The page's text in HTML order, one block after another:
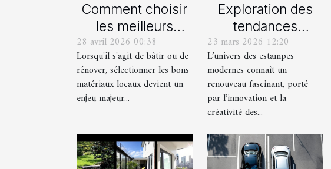
Comment choisir
les meilleurs
matériaux locaux
pour votre maison
?
28 avril 2026 00:38
Lorsqu'il s'agit de bâtir ou de
rénover, sélectionner les bons
matériaux locaux devient un
enjeu majeur...
Exploration des
tendances
actuelles en
estampes
modernes
23 mars 2026 12:20
L’univers des estampes
modernes connaît un
renouveau fascinant, porté
par l’innovation et la
créativité des...